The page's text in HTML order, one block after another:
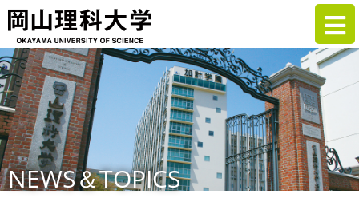
NEWS＆TOPICS